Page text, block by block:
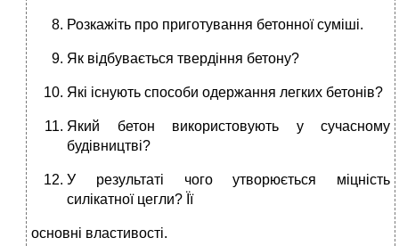
Розкажіть про приготування бетонної суміші.
Як відбувається твердіння бетону?
Які існують способи одержання легких бетонів?
Який бетон використовують у сучасному
будівництві?
У результаті чого утворюється міцність
силікатної цегли? Її
основні властивості.